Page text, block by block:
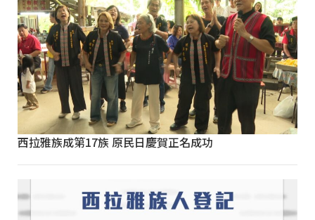
西拉雅族成第17族 原民日慶賀正名成功